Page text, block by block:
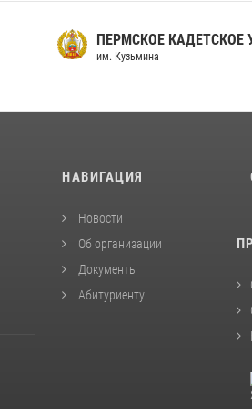
ПЕРМСКОЕ КАДЕТСКОЕ
им. Кузьмина
НАВИГАЦИЯ
Новости
Об организации
Документы
Абитуриенту